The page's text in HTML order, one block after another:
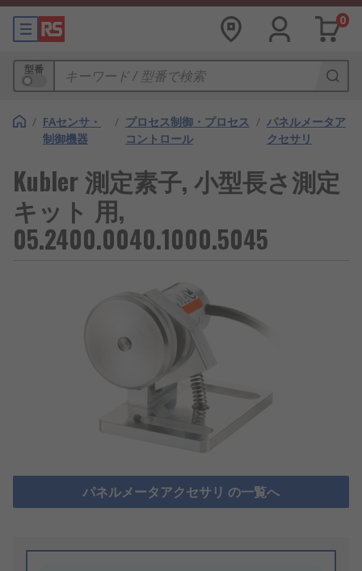
0
型番
/ FAセンサ・
制御機器
/ プロセス制御・プロセス
コントロール
/ パネルメータア
クセサリ
Kubler 測定素子, 小型長さ測定
キット 用,
05.2400.0040.1000.5045
パネルメータアクセサリ の一覧へ